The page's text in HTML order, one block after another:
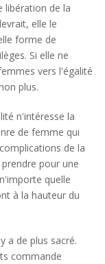
libération de la
elle le
forme de
Si elle ne
vers l'égalité
plus.
n'intéresse la
de femme qui
de la
pour une
quelle
à la hauteur du
a de plus sacré.
commande